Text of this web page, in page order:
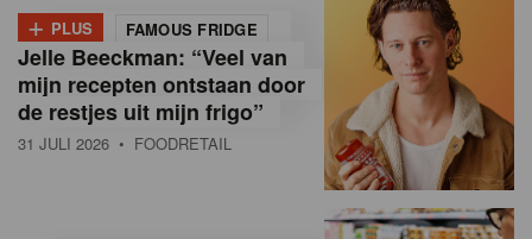
n
B
e
+ PLUS FAMOUS FRIDGE
Jelle Beeckman: “Veel van
mijn recepten ontstaan door
de restjes uit mijn frigo”
31 JULI 2026 • FOODRETAIL